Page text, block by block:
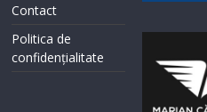
Contact
Politica de
confidențialitate